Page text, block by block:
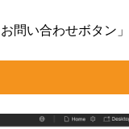
問い合わせボタン